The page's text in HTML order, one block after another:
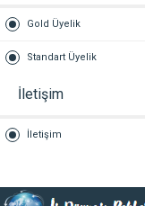
Gold Üyelik
Standart Üyelik
İletişim
İletişim